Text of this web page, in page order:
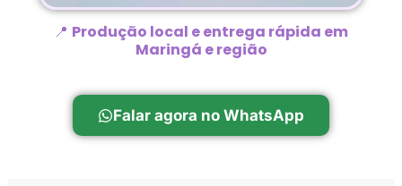
📍 Produção local e entrega rápida em
Maringá e região
Falar agora no WhatsApp